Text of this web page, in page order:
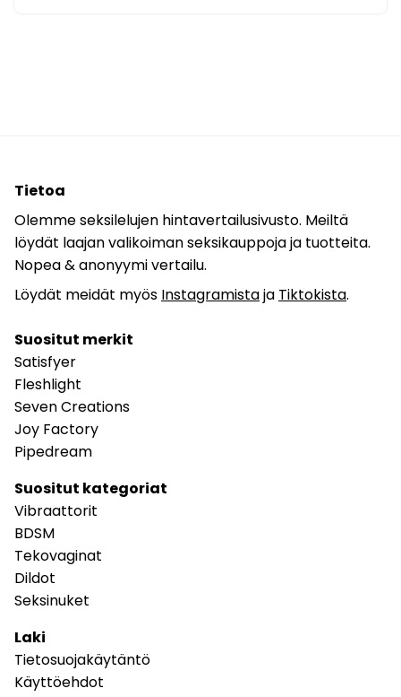
Tietoa
Olemme seksilelujen hintavertailusivusto. Meiltä
löydät laajan valikoiman seksikauppoja ja tuotteita.
Nopea & anonyymi vertailu.
Löydät meidät myös Instagramistaja Tiktokista.
Suositut merkit
Satisfyer
Fleshlight
Seven Creations
Joy Factory
Pipedream
Suositut kategoriat
Vibraattorit
BDSM
Tekovaginat
Dildot
Seksinuket
Laki
Tietosuojakäytäntö
Käyttöehdot